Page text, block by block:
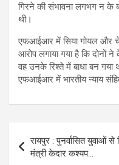
गिरने की संभावना लगभग न के
थी।
एफआईआर में सिया गोयल और
आरोप लगाया गया है कि दोनों
वह उनके रिश्ते में बाधा बन गया
एफआईआर में भारतीय न्याय
navigation
रायपुर : पुनर्वासित युवाओं
मंत्री केदार कश्यप…